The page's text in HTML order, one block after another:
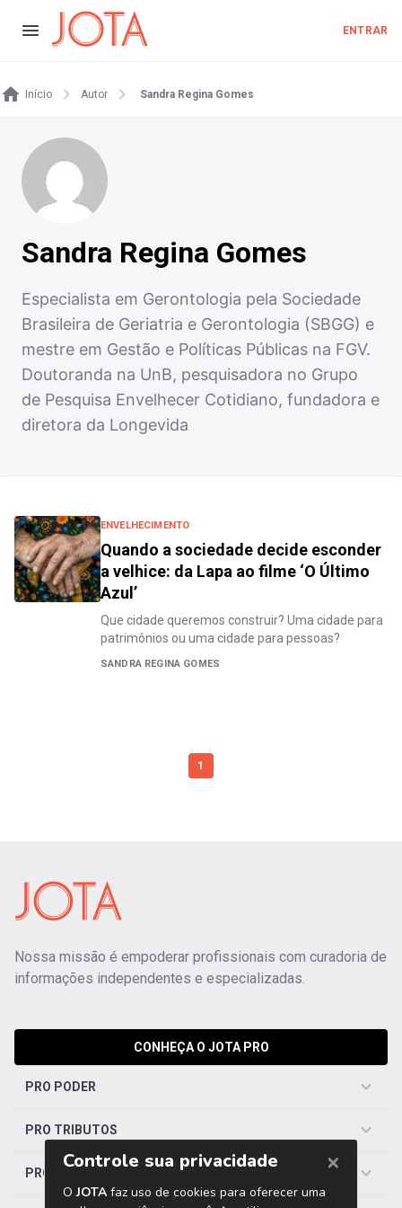
ENTRAR
Início Autor Sandra Regina Gomes
Sandra Regina Gomes
Especialista em Gerontologia pela Sociedade
Brasileira de Geriatria e Gerontologia (SBGG) e
mestre em Gestão e Políticas Públicas na FGV.
Doutoranda na UnB, pesquisadora no Grupo
de Pesquisa Envelhecer Cotidiano, fundadora e
diretora da Longevida
ENVELHECIMENTO
Quando a sociedade decide esconder
a velhice: da Lapa ao filme ‘O Último
Azul’
Que cidade queremos construir? Uma cidade para
patrimônios ou uma cidade para pessoas?
SANDRA REGINA GOMES
1
Nossa missão é empoderar profissionais com curadoria de
informações independentes e especializadas.
CONHEÇA O JOTA PRO
PRO PODER
PRO TRIBUTOS
PRO TRABALHISTA